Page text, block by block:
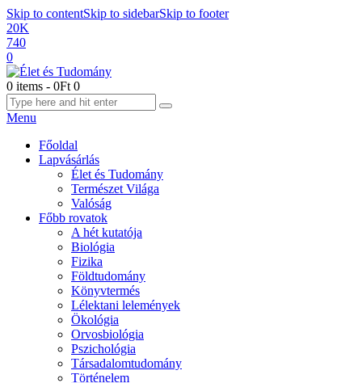
Skip to contentSkip to sidebarSkip to footer
20K
740
0
0 items - 0Ft 0
Menu
Főoldal
Lapvásárlás
Élet és Tudomány
Természet Világa
Valóság
Főbb rovatok
A hét kutatója
Biológia
Fizika
Földtudomány
Könyvtermés
Lélektani lelemények
Ökológia
Orvosbiológia
Pszichológia
Társadalomtudomány
Történelem